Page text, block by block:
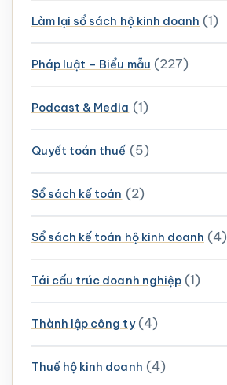
Làm lại sổ sách hộ kinh doanh (1)
Pháp luật – Biểu mẫu (227)
Podcast & Media (1)
Quyết toán thuế (5)
Sổ sách kế toán (2)
Sổ sách kế toán hộ kinh doanh (4)
Tái cấu trúc doanh nghiệp(1)
Thành lập công ty(4)
Thuế hộ kinh doanh (4)